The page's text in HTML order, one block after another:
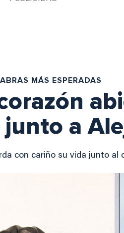
MÁS ESPERADAS
a
con cariño su vida junto al